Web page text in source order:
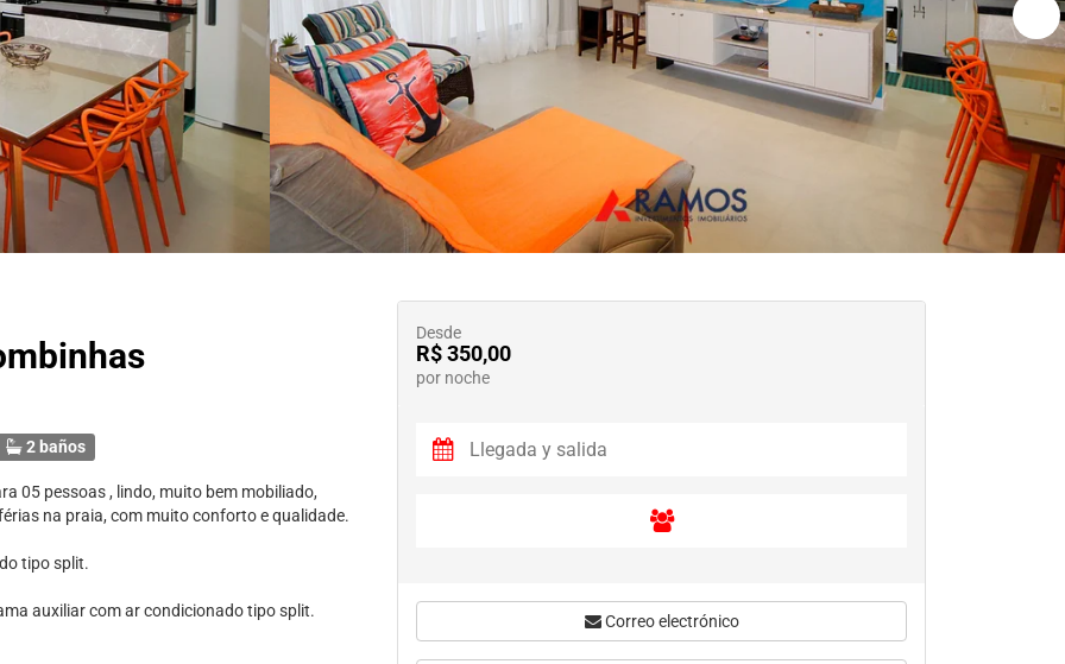
2 baños
05 pessoas , lindo, muito bem mobiliado,
na praia, com muito conforto e qualidade.
tipo split.
auxiliar com ar condicionado tipo split.
Desde
R$ 350,00
por noche
Correo electrónico